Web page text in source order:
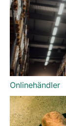
Onlinehändler